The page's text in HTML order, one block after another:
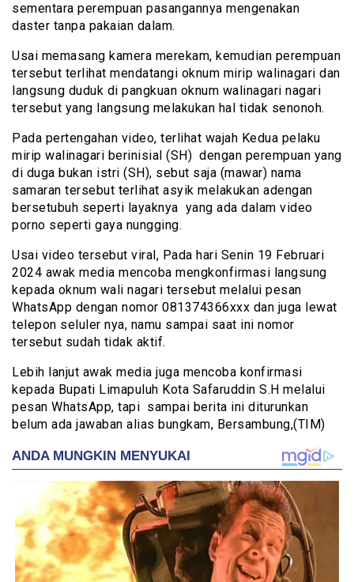
sementara perempuan pasangannya mengenakan
daster tanpa pakaian dalam.
Usai memasang kamera merekam, kemudian perempuan
tersebut terlihat mendatangi oknum mirip walinagari dan
langsung duduk di pangkuan oknum walinagari nagari
tersebut yang langsung melakukan hal tidak senonoh.
Pada pertengahan video, terlihat wajah Kedua pelaku
mirip walinagari berinisial (SH) dengan perempuan yang
di duga bukan istri (SH), sebut saja (mawar) nama
samaran tersebut terlihat asyik melakukan adengan
bersetubuh seperti layaknya yang ada dalam video
porno seperti gaya nungging.
Usai video tersebut viral, Pada hari Senin 19 Februari
2024 awak media mencoba mengkonfirmasi langsung
kepada oknum wali nagari tersebut melalui pesan
WhatsApp dengan nomor 081374366xxx dan juga lewat
telepon seluler nya, namu sampai saat ini nomor
tersebut sudah tidak aktif.
Lebih lanjut awak media juga mencoba konfirmasi
kepada Bupati Limapuluh Kota Safaruddin S.H melalui
pesan WhatsApp, tapi sampai berita ini diturunkan
belum ada jawaban alias bungkam, Bersambung,(TIM)